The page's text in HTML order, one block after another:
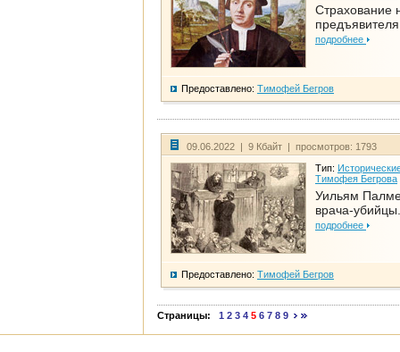
Страхование
предъявителя
подробнее
Предоставлено: Тимофей Бегров
09.06.2022 | 9 Кбайт | просмотров: 1793
Тип:
Тимофея Бегрова
Уильям
врача-
подробнее
Предоставлено: Тимофей Бегров
Страницы: 1 2 3 4 5 6 7 8 9